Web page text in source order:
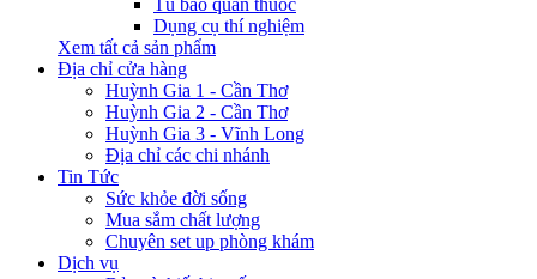
Tủ bảo quản thuốc
Dụng cụ thí nghiệm
Xem tất cả sản phẩm
Địa chỉ cửa hàng
Huỳnh Gia 1 - Cần Thơ
Huỳnh Gia 2 - Cần Thơ
Huỳnh Gia 3 - Vĩnh Long
Địa chỉ các chi nhánh
Tin Tức
Sức khỏe đời sống
Mua sắm chất lượng
Chuyên set up phòng khám
Dịch vụ